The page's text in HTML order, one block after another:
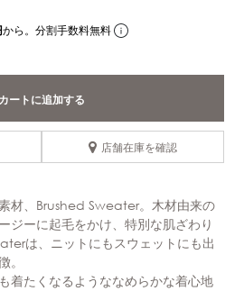
から。分割手数料無料
カートに追加する
店舗在庫を確認
材、Brushed Sweater。木材由来の
ジーに起毛をかけ、特別な肌ざわり
は、ニットにもスウェットにも出
。
着たくなるようななめらかな着心地